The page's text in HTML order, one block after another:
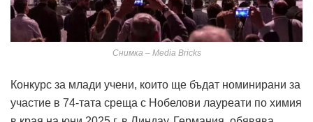
Снимка – Media Bricks
Конкурс за млади учени, които ще бъдат номинирани за
участие в 74-тата среща с Нобелови лауреати по химия